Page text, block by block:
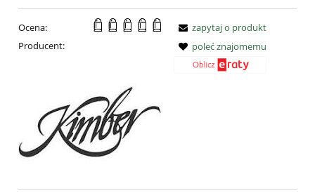
Ocena:
Producent:
zapytaj o produkt
poleć znajomemu